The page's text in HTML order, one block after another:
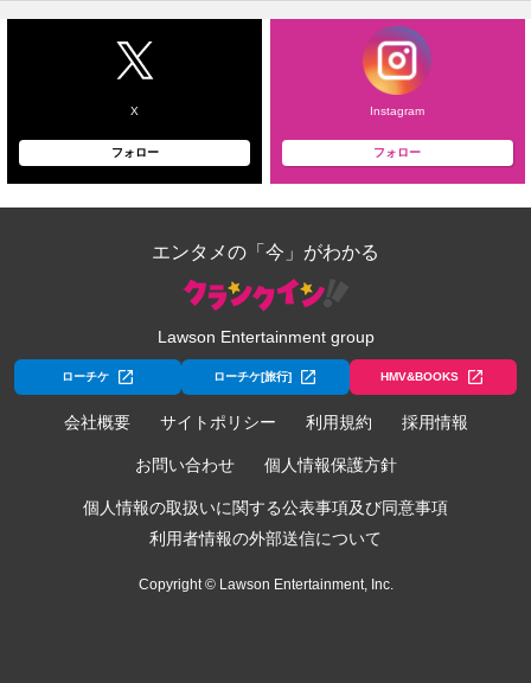
X
フォロー
Instagram
フォロー
エンタメの「今」がわかる
Lawson Entertainment group
ローチケ ローチケ[旅行] HMV&BOOKS
会社概要 サイトポリシー 利用規約 採用情報
お問い合わせ 個人情報保護方針
個人情報の取扱いに関する公表事項及び同意事項
利用者情報の外部送信について
Copyright © Lawson Entertainment, Inc.